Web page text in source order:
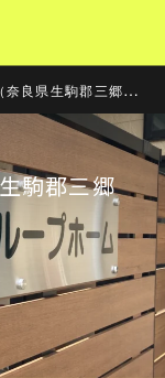
県生駒郡三郷町）
駒郡三郷